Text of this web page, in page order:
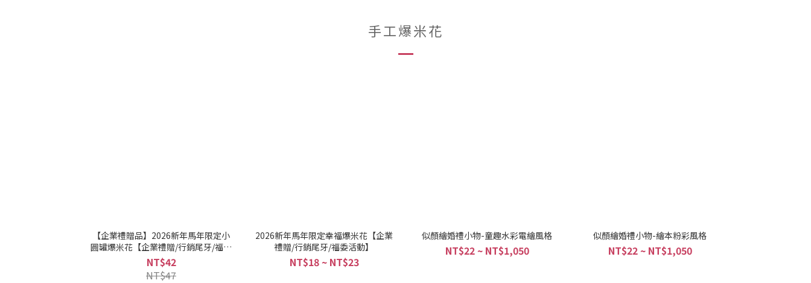
手工爆米花
【企業禮贈品】2026新年馬年限定小
圓罐爆米花【企業禮贈/行銷尾牙/福委
活動】
NT$42
NT$47
2026新年馬年限定幸福爆米花【企業
禮贈/行銷尾牙/福委活動】
NT$18 ~ NT$23
似顏繪婚禮小物-童趣水彩電繪風格
NT$22 ~ NT$1,050
似顏繪婚禮小物-繪本粉彩風格
NT$22 ~ NT$1,050